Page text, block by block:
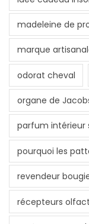
madeleine de
marque
odorat cheval
organe de
parfum intérieur
pourquoi les
revendeur
récepteurs